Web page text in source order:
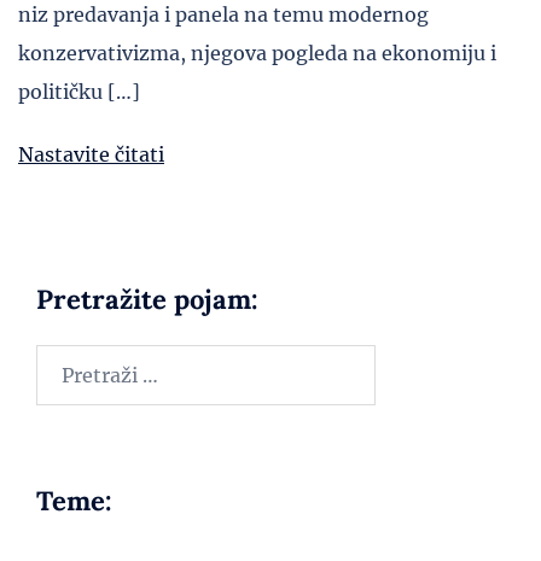
niz predavanja i panela na temu modernog
konzervativizma, njegova pogleda na ekonomiju i
političku […]
Nastavite čitati
Pretražite pojam:
Teme: